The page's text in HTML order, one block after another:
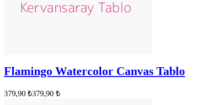
Flamingo Watercolor Canvas Tablo
379,90 ₺379,90 ₺